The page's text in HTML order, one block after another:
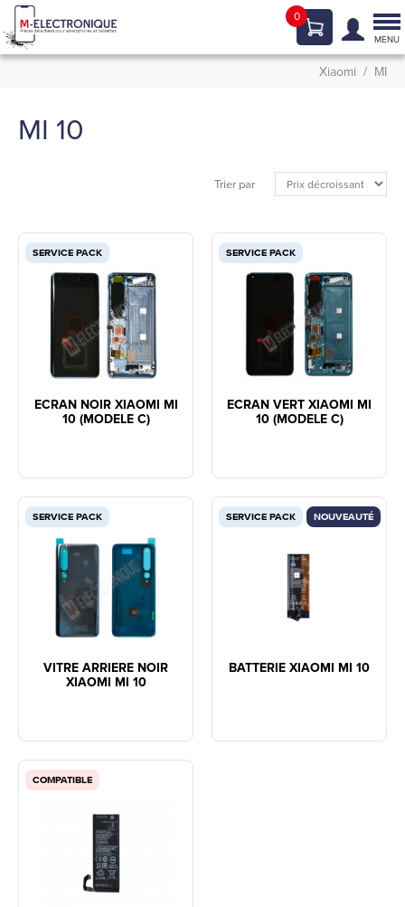
0
MENU
Xiaomi MI
MI 10
Trier par
SERVICE PACK
ECRAN NOIR XIAOMI MI
10 (MODELE C)
SERVICE PACK
ECRAN VERT XIAOMI MI
10 (MODELE C)
SERVICE PACK
VITRE ARRIERE NOIR
XIAOMI MI 10
SERVICE PACK NOUVEAUTÉ
BATTERIE XIAOMI MI 10
COMPATIBLE